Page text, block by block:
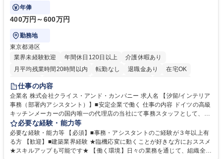
ップも可能です。
年俸
400万円～600万円
勤務地
東京都港区
業界未経験歓迎
年間休日120日以上
介護休暇あり
月平均残業時間20時間以内
転勤なし 退職金あり
在宅OK
育休あり
完全週休2日制
駅近5分以内
土日祝休み
仕事の内容
企業名 株式会社クライス・アンド・カンパニー 求人名 【汐留/インテリア
事務（部署内アシスタント）】■安定企業で働く 仕事の内容 ドイツの高級
キッチンメーカーの国内唯一の代理店の当社にて事務スタッフとして、部
署内の事務業務全般をお任せいたします。 裁量を持って働いていただける
ため、スキルアップも可能です。 【部署内の事務業務全般】 ■サンプルの
仕分け・整理 ■電話応対 ■書類作成（会議資料、お客様宛請求書、支払書
類を取りまとめて経理へ提出等） ■ショールームアテンド・運営・予約業
必要な経験・能力等
必要な経験・能力等 【必須】■事務・アシスタントのご経験が３年以上有
る方 【歓迎】■建築業界経験 ★臨機応変に動くことが好きな方におススメ
★スキルアップも可能です★ 【働く環境】日々の業務を通じて、組織全体